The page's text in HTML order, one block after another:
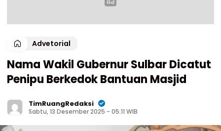
Advetorial
Nama Wakil Gubernur Sulbar Dicatut
Penipu Berkedok Bantuan Masjid
TimRuangRedaksi
Sabtu, 13 Desember 2025 - 05:11 WIB